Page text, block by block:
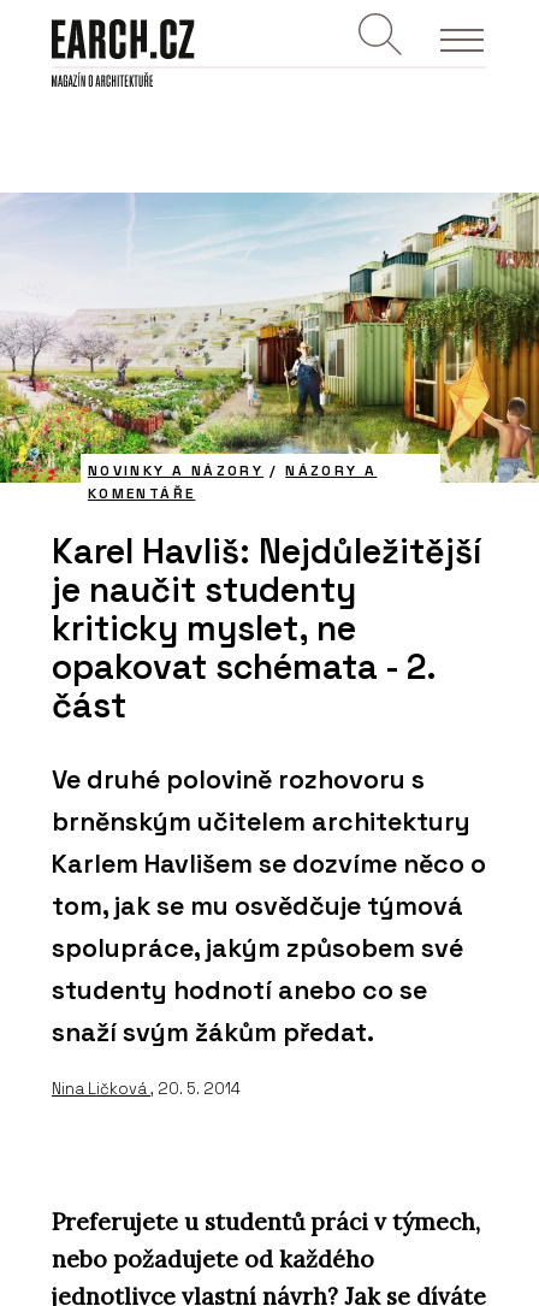
NOVINKY A NÁZORY /NÁZORY A
KOMENTÁŘE
Karel Havliš: Nejdůležitější
je naučit studenty
kriticky myslet, ne
opakovat schémata - 2.
část
Ve druhé polovině rozhovoru s
brněnským učitelem architektury
Karlem Havlišem se dozvíme něco o
tom, jak se mu osvědčuje týmová
spolupráce, jakým způsobem své
studenty hodnotí anebo co se
snaží svým žákům předat.
Nina Ličková, 20. 5. 2014
Preferujete u studentů práci v týmech,
nebo požadujete od každého
jednotlivce vlastní návrh? Jak se díváte